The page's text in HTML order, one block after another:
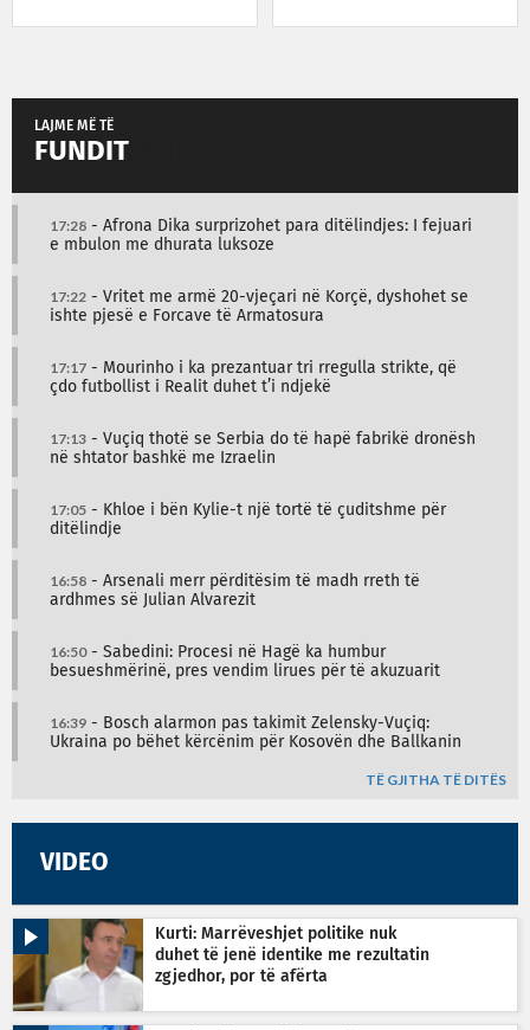
LAJME MË TË
FUNDIT
17:28 - Afrona Dika surprizohet para ditëlindjes: I fejuari
e mbulon me dhurata luksoze
17:22 - Vritet me armë 20-vjeçari në Korçë, dyshohet se
ishte pjesë e Forcave të Armatosura
17:17 - Mourinho i ka prezantuar tri rregulla strikte, që
çdo futbollist i Realit duhet t’i ndjekë
17:13 - Vuçiq thotë se Serbia do të hapë fabrikë dronësh
në shtator bashkë me Izraelin
17:05 - Khloe i bën Kylie-t një tortë të çuditshme për
ditëlindje
16:58 - Arsenali merr përditësim të madh rreth të
ardhmes së Julian Alvarezit
16:50- Sabedini: Procesi në Hagë ka humbur
besueshmërinë, pres vendim lirues për të akuzuarit
16:39 - Bosch alarmon pas takimit Zelensky-Vuçiq:
Ukraina po bëhet kërcënim për Kosovën dhe Ballkanin
TË GJITHA TË DITËS
VIDEO
Kurti: Marrëveshjet politike nuk
duhet të jenë identike me rezultatin
zgjedhor, por të afërta